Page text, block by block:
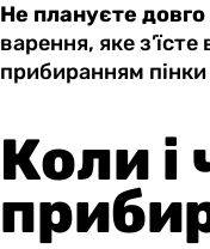
Не плануєте довго
варення, яке
прибиранням
Коли і